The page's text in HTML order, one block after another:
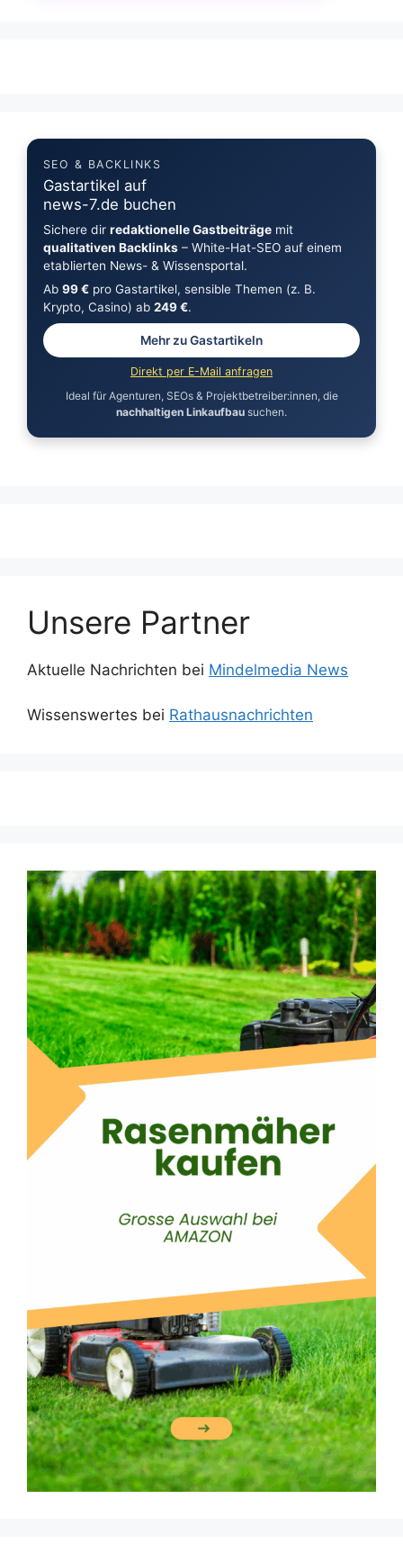
SEO & BACKLINKS
Gastartikel auf
news-7.de buchen
Sichere dir redaktionelle Gastbeiträgemit
qualitativen Backlinks– White-Hat-SEO auf einem
etablierten News- & Wissensportal.
Ab 99 €pro Gastartikel, sensible Themen (z. B.
Krypto, Casino) ab 249 €.
Mehr zu Gastartikeln
Direkt per E-Mail anfragen
Ideal für Agenturen, SEOs & Projektbetreiber:innen, die
nachhaltigen Linkaufbau suchen.
Unsere Partner
Aktuelle Nachrichten bei Mindelmedia News
Wissenswertes bei Rathausnachrichten